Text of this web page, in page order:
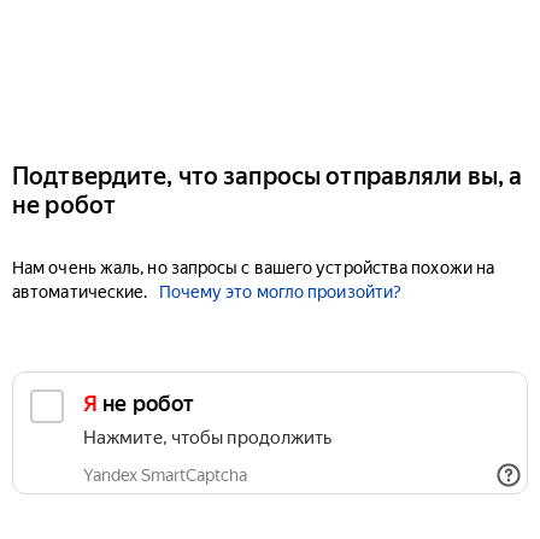
Подтвердите, что запросы отправляли вы, а
не робот
Нам очень жаль, но запросы с вашего устройства похожи на
автоматические.
Почему это могло произойти?
Я не робот
Нажмите, чтобы продолжить
Yandex SmartCaptcha